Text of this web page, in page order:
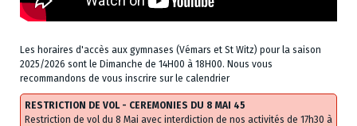
Les horaires d'accès aux gymnases (Vémars et St Witz) pour la saison
2025/2026 sont le Dimanche de 14H00 à 18H00. Nous vous
recommandons de vous inscrire sur le calendrier
RESTRICTION DE VOL - CEREMONIES DU 8 MAI 45
Restriction de vol du 8 Mai avec interdiction de nos activités de 17h30 à